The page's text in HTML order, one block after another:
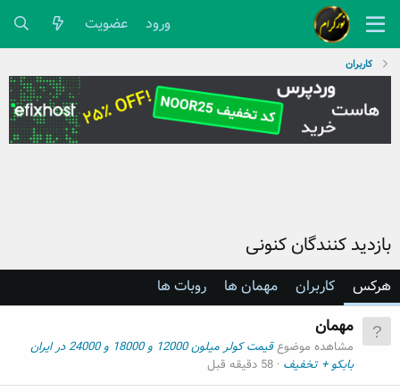
ورود عضویت
کاربران
بازدید کنندگان کنونی
هرکس کاربران مهمان ها روبات ها
مهمان
مشاهده موضوع
قیمت کولر میلون 12000 و 18000 و 24000 در ایران
بابکو + تخفیف 58 دقیقه قبل